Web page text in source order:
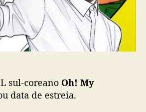
ç
r
e
a
O
sul-coreano Oh! My
data de estreia.